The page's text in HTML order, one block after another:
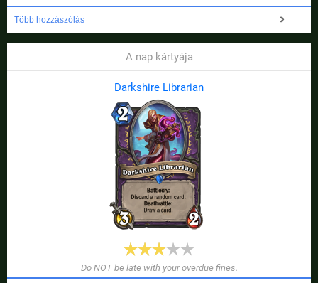
Több hozzászólás
A nap kártyája
Darkshire Librarian
Do NOT be late with your overdue fines.